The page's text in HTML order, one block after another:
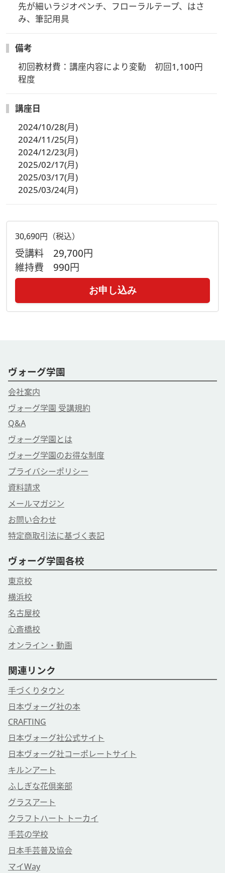
先が細いラジオペンチ、フローラルテープ、はさ
み、筆記用具
備考
初回教材費：講座内容により変動　初回1,100円
程度
講座日
2024/10/28(月)
2024/11/25(月)
2024/12/23(月)
2025/02/17(月)
2025/03/17(月)
2025/03/24(月)
30,690円（税込）
受講料 29,700円
維持費 990円
お申し込み
ヴォーグ学園
会社案内
ヴォーグ学園 受講規約
Q&A
ヴォーグ学園とは
ヴォーグ学園のお得な制度
プライバシーポリシー
資料請求
メールマガジン
お問い合わせ
特定商取引法に基づく表記
ヴォーグ学園各校
東京校
横浜校
名古屋校
心斎橋校
オンライン・動画
関連リンク
手づくりタウン
日本ヴォーグ社の本
CRAFTING
日本ヴォーグ社公式サイト
日本ヴォーグ社コーポレートサイト
キルンアート
ふしぎな花倶楽部
グラスアート
クラフトハート トーカイ
手芸の学校
日本手芸普及協会
マイWay